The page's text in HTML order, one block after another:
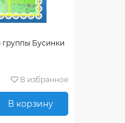
Бусинки
В избранное
В корзину